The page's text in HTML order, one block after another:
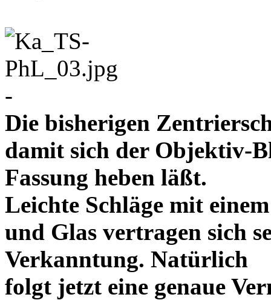
-
Die bisherigen
damit sich der Objektiv-
Fassung heben läßt.
Leichte Schläge mit
und Glas vertragen sich
Verkanntung. Natürlich
folgt jetzt eine genaue